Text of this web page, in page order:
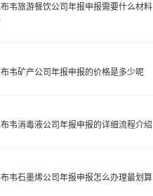
韦旅游餐饮公司年报申报需要什么材料
韦矿产公司年报申报的价格是多少呢
韦消毒液公司年报申报的详细流程介绍
韦石墨烯公司年报申报怎么办理最划算